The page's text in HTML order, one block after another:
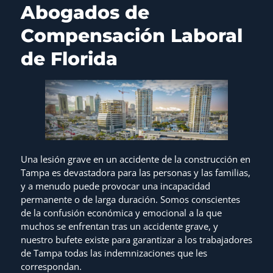
Abogados de
Compensación Laboral
de Florida
Una lesión grave en un accidente de la construcción en
Tampa es devastadora para las personas y las familias,
y a menudo puede provocar una incapacidad
permanente o de larga duración. Somos conscientes
de la confusión económica y emocional a la que
muchos se enfrentan tras un accidente grave, y
nuestro bufete existe para garantizar a los trabajadores
de Tampa todas las indemnizaciones que les
correspondan.